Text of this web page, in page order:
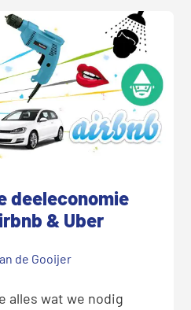
deeleconomie
& Uber
de Gooijer
alles wat we nodig